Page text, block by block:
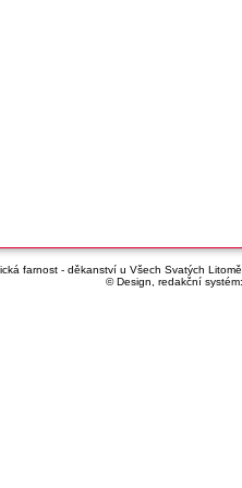
farnost - děkanství u Všech Svatých
© Design, redakční systém: